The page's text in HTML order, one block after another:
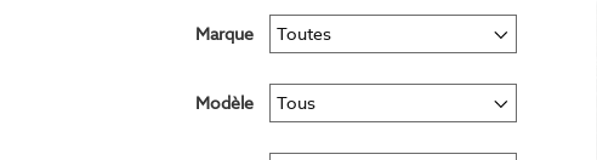
Marque
Modèle